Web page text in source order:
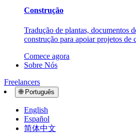
Construção
Tradução de plantas, documentos
construção para apoiar projetos de
Comece agora
Sobre Nós
Freelancers
🌐 Português
English
Español
简体中文